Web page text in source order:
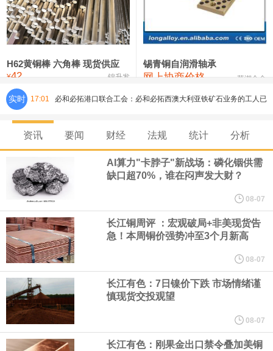
铸造铝合金锭(ZLD104) 24,300—24,500 24,400
压铸锌合金锭 26,500—26,700
氯化镍 38,300—40,300 39,300 0
H62黄铜棒 六角棒 现货供应
¥42 锦升发
锡青铜自润滑轴承
网上协商价格 芜湖合金
实时 17:01 必和必拓港口联合工会：必和必拓西澳大利亚铁矿石业务的工人已
通知，将于8月9日实施24小时停工。
8月7日，宇树科技董事长王兴兴网上路演时表示，报告期内，公司
研发费用金额分别为4,995.18万元、7,001.70万元、14,496.56万
元，最近3年复合增长率达70.36%，呈快速增长趋势，并形成多项
核心技术和知识产权。截至2026年1月31日，公司拥有262项专利权
（含境内发明专利20项）。
纽约期银日内涨4%，现报64.08美元/盎司。
宇树科技董事长、总经理兼首席技术官王兴兴在网上路演时表示，
资讯 要闻 财经 法规 统计 分析
AI算力"卡脖子"新战场：磷化铟供需
缺口超70%，谁在闷声发大财？
08-07
长江铜周评 ：宏观破局+非美现货告
急！本周铜价强势冲至3个月新高
08-07
长江有色：7日镍价下跌 市场情绪谨
慎现货交投观望
08-07
长江有色：刚果金出口禁令叠加美铜